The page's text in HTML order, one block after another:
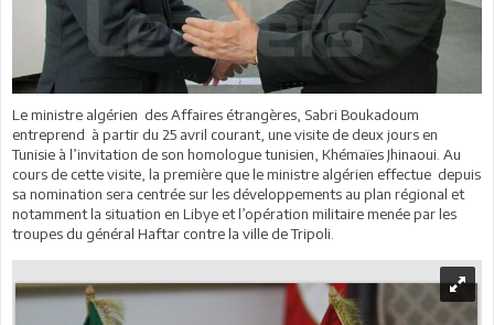
Le ministre algérien des Affaires étrangères, Sabri Boukadoum
entreprend à partir du 25 avril courant, une visite de deux jours en
Tunisie à l’invitation de son homologue tunisien, Khémaïes Jhinaoui. Au
cours de cette visite, la première que le ministre algérien effectue depuis
sa nomination sera centrée sur les développements au plan régional et
notamment la situation en Libye et l’opération militaire menée par les
troupes du général Haftar contre la ville de Tripoli.